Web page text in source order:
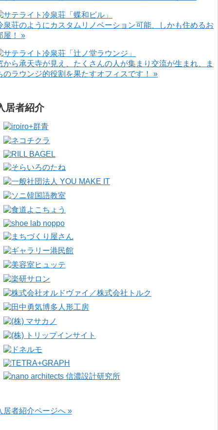
泉荘のようにカスタムリノベーション可能、しかも住めるお
屋！ »
から承天寺が見え、たくさんの人が集まり交流が生まれ、ま
のラウンジ的役割を果たすオフィスです！ »
居者紹介
居者紹介ページへ »